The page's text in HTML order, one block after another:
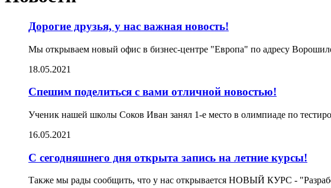
Дорогие друзья, у нас важная новость!
Мы открываем новый офис в бизнес-центре "Европа" по адресу
18.05.2021
Спешим поделиться с вами отличной новостью!
Ученик нашей школы Соков Иван занял 1-е место в олимпиаде по
16.05.2021
С сегодняшнего дня открыта запись на летние курсы!
Также мы рады сообщить, что у нас открывается НОВЫЙ КУРС -